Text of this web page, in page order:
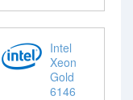
Intel
Xeon
Gold
6146